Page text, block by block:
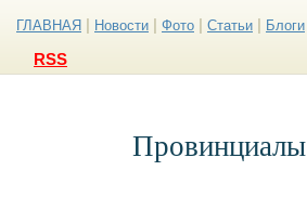
ГЛАВНАЯ Новости Фото Статьи Блоги
RSS
Провинциалы